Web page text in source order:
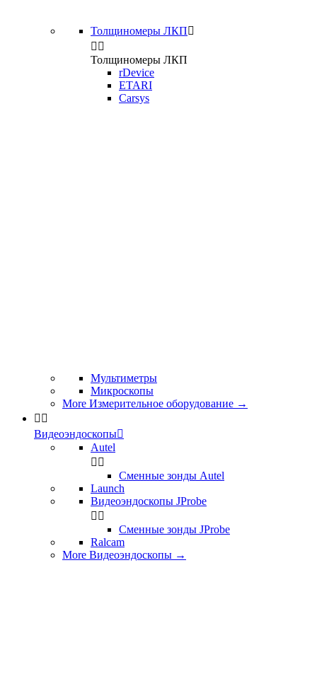
Толщиномеры ЛКП
 
Толщиномеры ЛКП
rDevice
ETARI
Carsys
Мультиметры
Микроскопы
More Измерительное оборудование →
 
Видеоэндоскопы
Autel
 
Сменные зонды Autel
Launch
Видеоэндоскопы JProbe
 
Сменные зонды JProbe
Ralcam
More Видеоэндоскопы →